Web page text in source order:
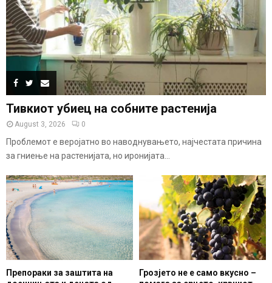
Тивкиот убиец на собните растенија
August 3, 2026 0
Проблемот е веројатно во наводнувањето, најчестата причина
за гниење на растенијата, но иронијата...
Препораки за заштита на
Грозјето не е само вкусно –